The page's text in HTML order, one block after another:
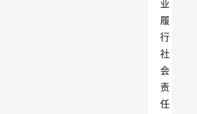
业
履
行
社
会
责
任